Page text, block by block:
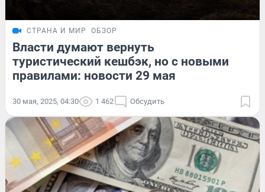
СТРАНА И МИР ОБЗОР
Власти думают вернуть
туристический кешбэк, но с новыми
правилами: новости 29 мая
30 мая, 2025, 04:30 1 462 Обсудить